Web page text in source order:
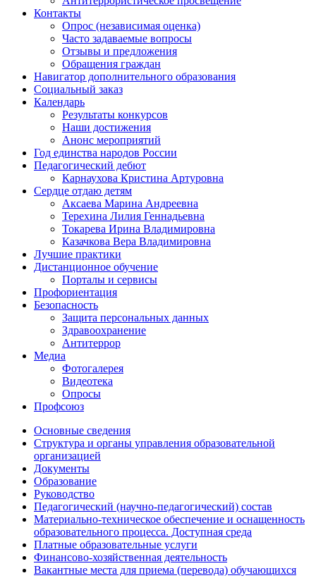
Контакты
Опрос (независимая оценка)
Часто задаваемые вопросы
Отзывы и предложения
Обращения граждан
Навигатор дополнительного образования
Социальный заказ
Календарь
Результаты конкурсов
Наши достижения
Анонс мероприятий
Год единства народов России
Педагогический дебют
Карнаухова Кристина Артуровна
Сердце отдаю детям
Аксаева Марина Андреевна
Терехина Лилия Геннадьевна
Токарева Ирина Владимировна
Казачкова Вера Владимировна
Лучшие практики
Дистанционное обучение
Порталы и сервисы
Профориентация
Безопасность
Защита персональных данных
Здравоохранение
Антитеррор
Медиа
Фотогалерея
Видеотека
Опросы
Профсоюз
Основные сведения
Структура и органы управления образовательной
организацией
Документы
Образование
Руководство
Педагогический (научно-педагогический) состав
Материально-техническое обеспечение и оснащенность
образовательного процесса. Доступная среда
Платные образовательные услуги
Финансово-хозяйственная деятельность
Вакантные места для приема (перевода) обучающихся